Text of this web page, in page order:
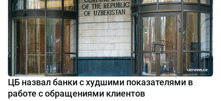
ЦБ назвал банки с худшими показателями в
работе с обращениями клиентов